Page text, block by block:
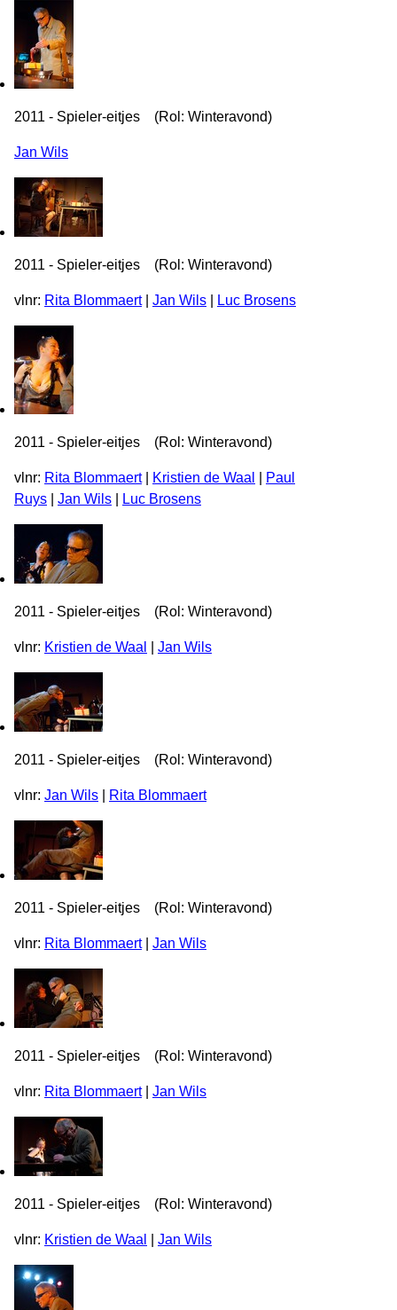
2011 - Spieler-eitjes (Rol: Winteravond)
Jan Wils
2011 - Spieler-eitjes (Rol: Winteravond)
vlnr: Rita Blommaert| Jan Wils Luc Brosens
2011 - Spieler-eitjes (Rol: Winteravond)
vlnr: Rita Blommaert| Kristien de Waal
Paul
Ruys
Jan Wils Luc Brosens
2011 - Spieler-eitjes (Rol: Winteravond)
vlnr: Kristien de Waal Jan Wils
2011 - Spieler-eitjes (Rol: Winteravond)
vlnr: Jan Wils Rita Blommaert
2011 - Spieler-eitjes (Rol: Winteravond)
vlnr: Rita Blommaert| Jan Wils
2011 - Spieler-eitjes (Rol: Winteravond)
vlnr: Rita Blommaert| Jan Wils
2011 - Spieler-eitjes (Rol: Winteravond)
vlnr: Kristien de Waal Jan Wils